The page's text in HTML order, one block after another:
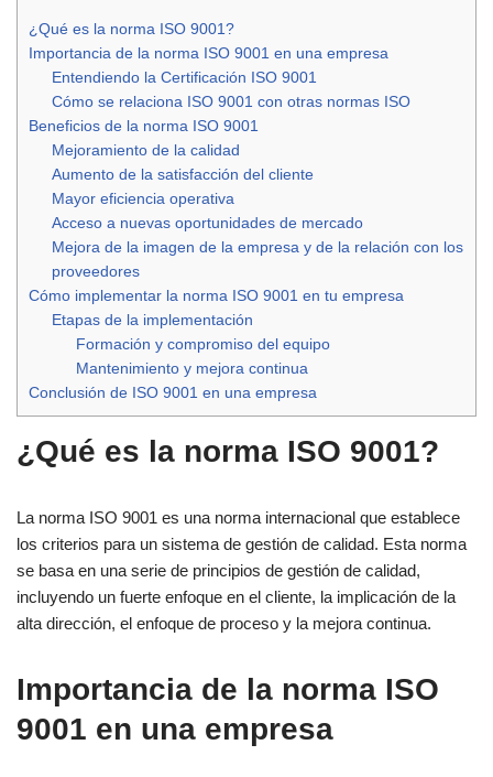
¿Qué es la norma ISO 9001?
Importancia de la norma ISO 9001 en una empresa
Entendiendo la Certificación ISO 9001
Cómo se relaciona ISO 9001 con otras normas ISO
Beneficios de la norma ISO 9001
Mejoramiento de la calidad
Aumento de la satisfacción del cliente
Mayor eficiencia operativa
Acceso a nuevas oportunidades de mercado
Mejora de la imagen de la empresa y de la relación con los
proveedores
Cómo implementar la norma ISO 9001 en tu empresa
Etapas de la implementación
Formación y compromiso del equipo
Mantenimiento y mejora continua
Conclusión de ISO 9001 en una empresa
¿Qué es la norma ISO 9001?
La norma ISO 9001 es una norma internacional que establece
los criterios para un sistema de gestión de calidad. Esta norma
se basa en una serie de principios de gestión de calidad,
incluyendo un fuerte enfoque en el cliente, la implicación de la
alta dirección, el enfoque de proceso y la mejora continua.
Importancia de la norma ISO
9001 en una empresa